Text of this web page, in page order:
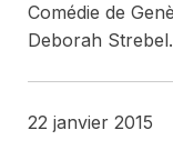
Comédie de
Deborah Strebel.
22 janvier 2015